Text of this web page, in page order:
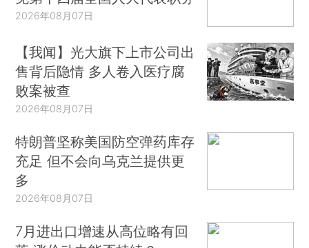
2026年08月07日
【我闻】光大旗下上市公司出
售背后隐情 多人卷入医疗腐
败案被查
2026年08月07日
特朗普坚称美国防空弹药库存
充足 但不会向乌克兰提供更
多
2026年08月07日
7月进出口增速从高位略有回